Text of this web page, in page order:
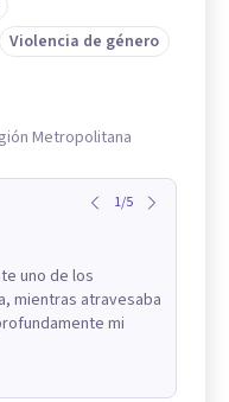
Violencia de género
Metropolitana
1/5
uno de los
mientras atravesaba
mi